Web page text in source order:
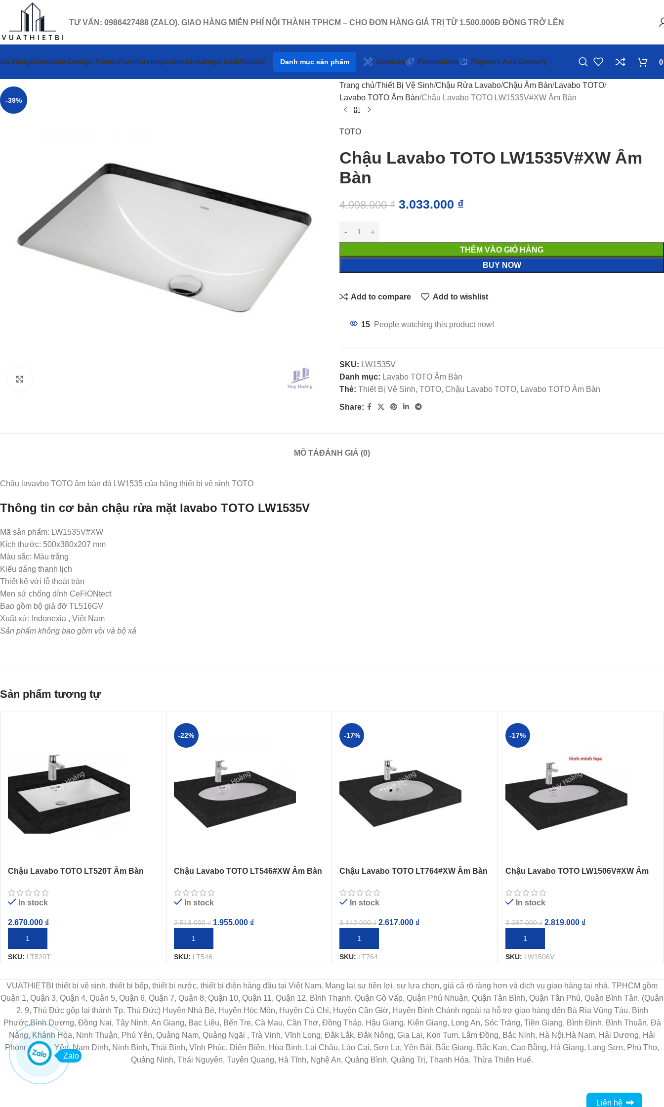
TƯ VẤN: 0986427488 (ZALO). GIAO HÀNG MIỄN PHÍ NỘI THÀNH TPHCM – CHO ĐƠN HÀNG GIÁ TRỊ TỪ 1.500.000Đ ĐỒNG TRỞ LÊN
HàngDecorationDesign TrendsFurnitureInspirationUncategorizedWishlist Danh mục sản phẩm Services Promotions Payment And Delivery
-39%
Trang chủ Thiết Bị Vệ Sinh Chậu Rửa Lavabo Chậu Âm Bàn Lavabo TOTO
Lavabo TOTO Âm Bàn Chậu Lavabo TOTO LW1535V#XW Âm Bàn
TOTO
Chậu Lavabo TOTO LW1535V#XW Âm
Bàn
4.998.000₫ 3.033.000 ₫
THÊM VÀO GIỎ HÀNG
BUY NOW
Add to compare Add to wishlist
15 People watching this product now!
SKU: LW1535V
Danh mục: Lavabo TOTO Âm Bàn
Thẻ: Thiết Bị Vệ Sinh, TOTO, Chậu Lavabo TOTO, Lavabo TOTO Âm Bàn
Share:
MÔ TẢĐÁNH GIÁ (0)
Chậu lavavbo TOTO âm bàn đá LW1535 của hãng thiết bị vệ sinh TOTO
Thông tin cơ bản chậu rửa mặt lavabo TOTO LW1535V
Mã sản phẩm: LW1535V#XW
Kích thước: 500x380x207 mm
Màu sắc: Màu trắng
Kiểu dáng thanh lịch
Thiết kế với lỗ thoát tràn
Men sứ chống dính CeFiONtect
Bao gồm bộ giá đỡ TL516GV
Xuất xứ: Indonexia , Việt Nam
Sản phẩm không bao gồm vòi và bộ xả
Sản phẩm tương tự
Chậu Lavabo TOTO LT520T Âm Bàn
In stock
2.670.000 ₫
THÊM VÀO GIỎ HÀNG
SKU: LT520T
-22%
Chậu Lavabo TOTO LT546#XW Âm Bàn
In stock
2.513.000₫ 1.955.000 ₫
THÊM VÀO GIỎ HÀNG
SKU: LT546
-17%
Chậu Lavabo TOTO LT764#XW Âm Bàn
In stock
3.142.000₫ 2.617.000 ₫
THÊM VÀO GIỎ HÀNG
SKU: LT764
-17%
Chậu Lavabo TOTO LW1506V#XW Âm
In stock
3.387.000₫ 2.819.000 ₫
THÊM VÀO GIỎ HÀNG
SKU: LW1506V
VUATHIETBI thiết bị vệ sinh, thiết bị bếp, thiết bị nước, thiết bị điện hàng đầu tại Việt Nam. Mang lại sự tiện lợi, sự lựa chọn, giá cả rõ ràng hơn và dịch vụ giao hàng tại nhà. TPHCM gồm
Quận 1, Quận 3, Quận 4, Quận 5, Quận 6, Quận 7, Quận 8, Quận 10, Quận 11, Quận 12, Bình Thạnh, Quận Gò Vấp, Quận Phú Nhuận, Quận Tân Bình, Quận Tân Phú, Quận Bình Tân. (Quận
2, 9, Thủ Đức gộp lại thành Tp. Thủ Đức) Huyện Nhà Bè, Huyện Hóc Môn, Huyện Củ Chi, Huyện Cần Giờ, Huyện Bình Chánh ngoài ra hỗ trợ giao hàng đến Bà Rịa Vũng Tàu, Bình
Phước,Bình Dương, Đồng Nai, Tây Ninh, An Giang, Bạc Liêu, Bến Tre, Cà Mau, Cần Thơ, Đồng Tháp, Hậu Giang, Kiên Giang, Long An, Sóc Trăng, Tiền Giang, Bình Định, Bình Thuận, Đà
Nẵng, Khánh Hòa, Ninh Thuận, Phú Yên, Quảng Nam, Quảng Ngãi , Trà Vinh, Vĩnh Long, Đắk Lắk, Đắk Nông, Gia Lai, Kon Tum, Lâm Đồng, Bắc Ninh, Hà Nội,Hà Nam, Hải Dương, Hải
Phòng, Hưng Yên, Nam Định, Ninh Bình, Thái Bình, Vĩnh Phúc, Điện Biên, Hòa Bình, Lai Châu, Lào Cai, Sơn La, Yên Bái, Bắc Giang, Bắc Kạn, Cao Bằng, Hà Giang, Lạng Sơn, Phú Thọ,
Quảng Ninh, Thái Nguyên, Tuyên Quang, Hà Tĩnh, Nghệ An, Quảng Bình, Quảng Trị, Thanh Hóa, Thừa Thiên Huế.
Zalo
Liên hệ